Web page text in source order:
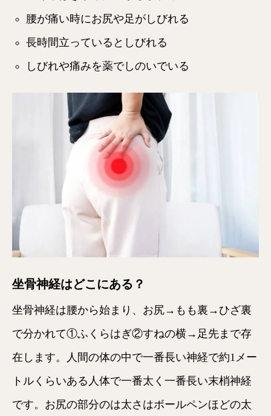
腰が痛い時にお尻や足がしびれる
長時間立っているとしびれる
しびれや痛みを薬でしのいでいる
坐骨神経はどこにある？
坐骨神経は腰から始まり、お尻→もも裏→ひざ裏
で分かれて①ふくらはぎ②すねの横→足先まで存
在します。人間の体の中で一番長い神経で約1メー
トルくらいある人体で一番太く一番長い末梢神経
です。お尻の部分のは太さはボールペンほどの太